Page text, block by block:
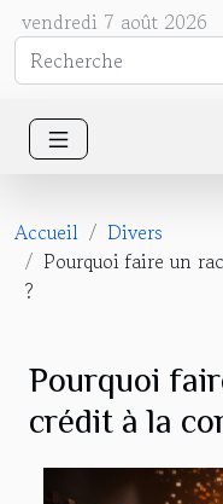
vendredi 7 août 2026
Accueil
Divers
Pourquoi faire un
?
Pourquoi
crédit à la